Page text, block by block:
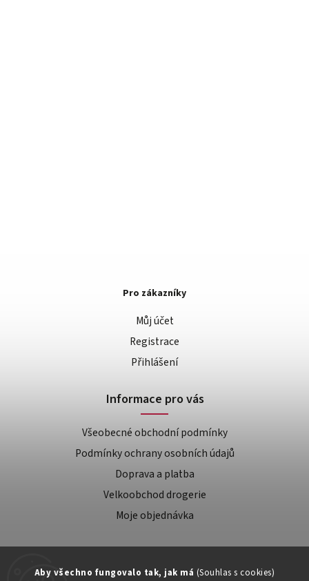
Aby všechno fungovalo tak, jak má (Souhlas s cookies)
Pro zákazníky
Můj účet
Registrace
Přihlášení
Informace pro vás
Všeobecné obchodní podmínky
Podmínky ochrany osobních údajů
Doprava a platba
Velkoobchod drogerie
Moje objednávka